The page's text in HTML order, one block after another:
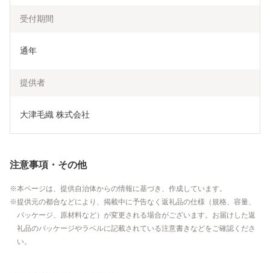
受付期間
通年
提供者
大津毛織 株式会社
注意事項・その他
本ページは、提供自治体からの情報に基づき、作成しています。
提供元の都合などにより、掲載中に予告なく返礼品の仕様（規格、容量、
パッケージ、原材料など）が変更される場合がございます。お届けした返
礼品のパッケージやラベルに記載されている注意書きなどをご確認くださ
い。